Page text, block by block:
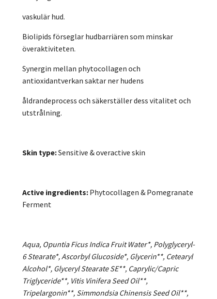
vaskulär hud.
Biolipids förseglar hudbarriären som minskar
överaktiviteten.
Synergin mellan phytocollagen och
antioxidantverkan saktar ner hudens
åldrandeprocess och säkerställer dess vitalitet och
utstrålning.
Skin type:Sensitive & overactive skin
Active ingredients: Phytocollagen & Pomegranate
Ferment
Aqua, Opuntia Ficus Indica Fruit Water*, Polyglyceryl-
6 Stearate*, Ascorbyl Glucoside*, Glycerin**, Cetearyl
Alcohol*, Glyceryl Stearate SE**, Caprylic/Capric
Triglyceride**, Vitis Vinifera Seed Oil**,
Tripelargonin**, Simmondsia Chinensis Seed Oil**,